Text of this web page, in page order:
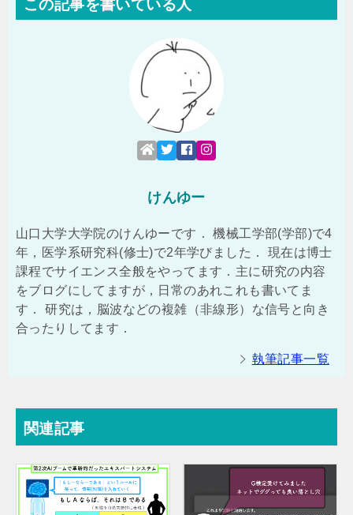
この記事を書いている人
けんゆー
山口大学大学院のけんゆーです． 機械工学部(学部)で4
年，医学系研究科(修士)で2年学びました． 現在は博士
課程でサイエンス全般をやってます．主に研究の内容
をブログにしてますが，日常のあれこれも書いてま
す． 研究は，脳波などの複雑（非線形）な信号と向き
合ったりしてます．
執筆記事一覧
関連記事